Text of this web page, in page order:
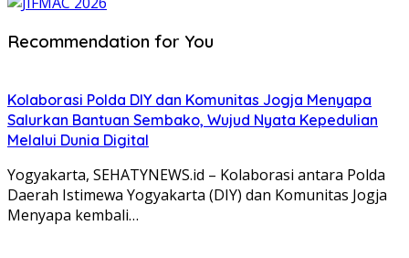
Recommendation for You
Kolaborasi Polda DIY dan Komunitas Jogja Menyapa
Salurkan Bantuan Sembako, Wujud Nyata Kepedulian
Melalui Dunia Digital
Yogyakarta, SEHATYNEWS.id – Kolaborasi antara Polda
Daerah Istimewa Yogyakarta (DIY) dan Komunitas Jogja
Menyapa kembali…